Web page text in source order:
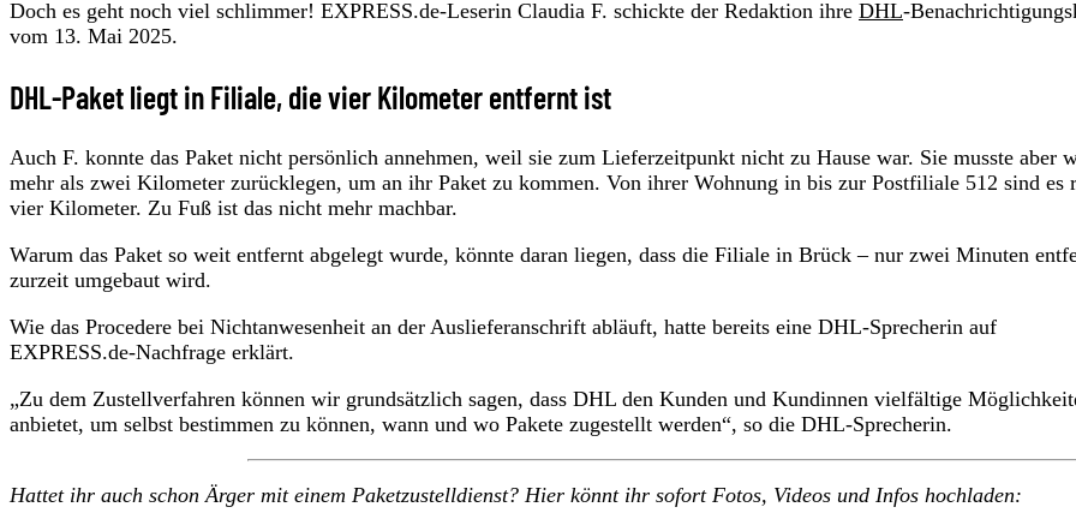
Doch es geht noch viel schlimmer! EXPRESS.de-Leserin Claudia F. schickte der Redaktion ihre DHL-
vom 13. Mai 2025.
DHL-Paket liegt in Filiale, die vier Kilometer entfernt ist
Auch F. konnte das Paket nicht persönlich annehmen, weil sie zum Lieferzeitpunkt nicht zu Hause war. Sie musste aber
mehr als zwei Kilometer zurücklegen, um an ihr Paket zu kommen. Von ihrer Wohnung in bis zur Postfiliale 512 sind es
vier Kilometer. Zu Fuß ist das nicht mehr machbar.
Warum das Paket so weit entfernt abgelegt wurde, könnte daran liegen, dass die Filiale in Brück – nur zwei Minuten
zurzeit umgebaut wird.
Wie das Procedere bei Nichtanwesenheit an der Auslieferanschrift abläuft, hatte bereits eine DHL-Sprecherin auf
EXPRESS.de-Nachfrage erklärt.
„Zu dem Zustellverfahren können wir grundsätzlich sagen, dass DHL den Kunden und Kundinnen vielfältige
anbietet, um selbst bestimmen zu können, wann und wo Pakete zugestellt werden“, so die DHL-Sprecherin.
Hattet ihr auch schon Ärger mit einem Paketzustelldienst? Hier könnt ihr sofort Fotos, Videos und Infos hochladen: